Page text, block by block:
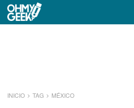
INICIO TAG MÉXICO